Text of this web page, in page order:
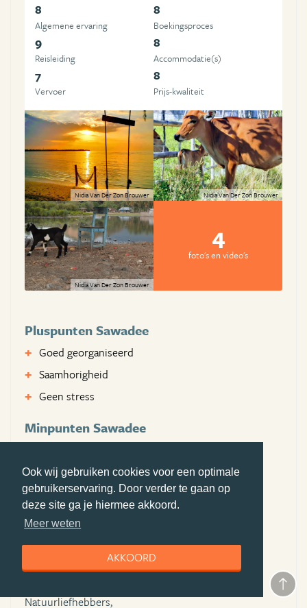
Ook wij gebruiken cookies voor een optimale
gebruikerservaring. Door verder te gaan op
deze site ga je hiermee akkoord.
Meer weten
AKKOORD
8
Algemene ervaring
8
Boekingsproces
9
Reisleiding
8
Accommodatie(s)
7
Vervoer
8
Prijs-kwaliteit
Nidia Van Der Zon Brouwer Nidia Van Der Zon Brouwer
Nidia Van Der Zon Brouwer
4
foto's en video's
Pluspunten Sawadee
Goed georganiseerd
Saamhorigheid
Geen stress
Minpunten Sawadee
Sommige plaatsen waren niet ideaal voor minder
valide
Aangeraden voor:
Natuurliefhebbers,